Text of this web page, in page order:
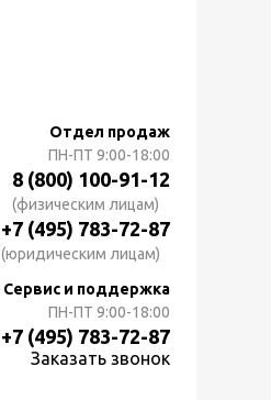
Отдел продаж
ПН-ПТ 9:00-18:00
8 (800) 100-91-12
(физическим лицам)
+7 (495) 783-72-87
(юридическим лицам)
Сервис и поддержка
ПН-ПТ 9:00-18:00
+7 (495) 783-72-87
Заказать звонок